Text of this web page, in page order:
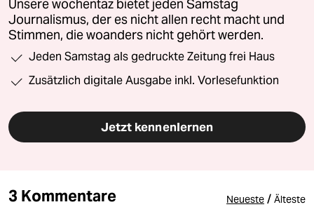
Unsere wochentaz bietet jeden Samstag
Journalismus, der es nicht allen recht macht und
Stimmen, die woanders nicht gehört werden.
Jeden Samstag als gedruckte Zeitung frei Haus
Zusätzlich digitale Ausgabe inkl. Vorlesefunktion
Jetzt kennenlernen
3 Kommentare Neueste / Älteste